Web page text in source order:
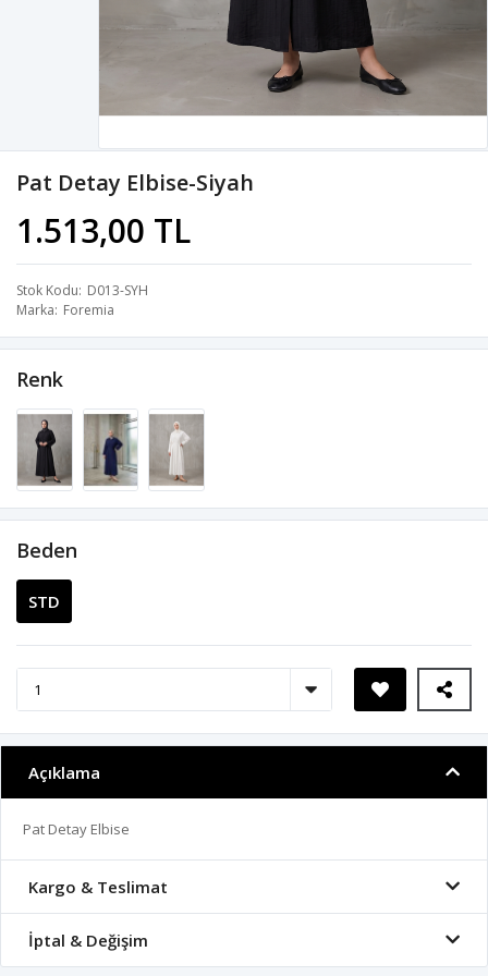
Pat Detay Elbise-Siyah
1.513,00 TL
Stok Kodu D013-SYH
Marka Foremia
Renk
Beden
STD
Açıklama
Pat Detay Elbise
Kargo & Teslimat
İptal & Değişim